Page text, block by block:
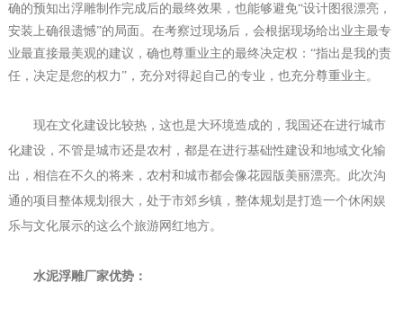
确的预知出浮雕制作完成后的最终效果，也能够避免“设计图很漂亮，
安装上确很遗憾”的局面。在考察过现场后，会根据现场给出业主最专
业最直接最美观的建议，确也尊重业主的最终决定权：“指出是我的责
任，决定是您的权力”，充分对得起自己的专业，也充分尊重业主。
现在文化建设比较热，这也是大环境造成的，我国还在进行城市
化建设，不管是城市还是农村，都是在进行基础性建设和地域文化输
出，相信在不久的将来，农村和城市都会像花园版美丽漂亮。此次沟
通的项目整体规划很大，处于市郊乡镇，整体规划是打造一个休闲娱
乐与文化展示的这么个旅游网红地方。
水泥浮雕厂家优势：